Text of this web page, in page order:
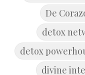
De
detox
detox
divine